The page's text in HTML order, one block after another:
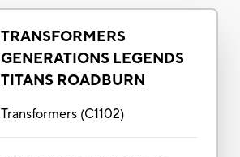
TRANSFORMERS
GENERATIONS LEGENDS
TITANS ROADBURN
Transformers(C1102)